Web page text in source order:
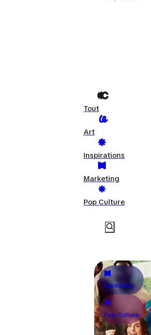
Tout
Art
Inspirations
Marketing
Pop Culture
Marketing
Pop Culture